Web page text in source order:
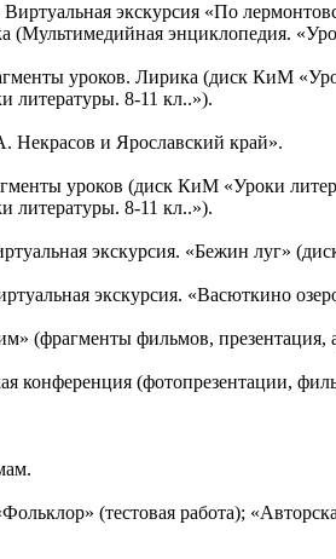
экскурсия «По
(Мультимедийная энциклопедия.
уроков. Лирика (диск КиМ
литературы. 8-11 кл..»).
Некрасов и Ярославский край».
уроков (диск КиМ «Уроки
литературы. 8-11 кл..»).
экскурсия. «Бежин луг»
экскурсия. «Васюткино
(фрагменты фильмов, презентация,
конференция (фотопрезентации,
(тестовая работа);